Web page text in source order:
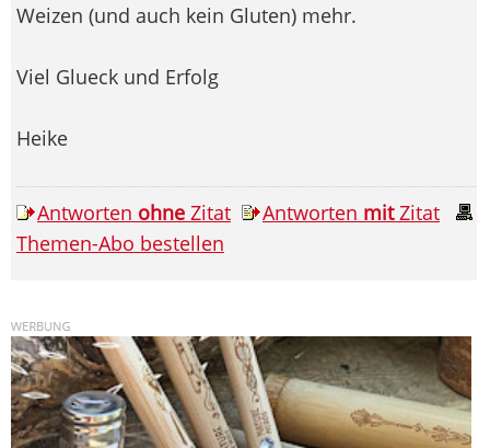
Weizen (und auch kein Gluten) mehr.
Viel Glueck und Erfolg
Heike
Antworten ohne Zitat Antworten mitZitat
Themen-Abo bestellen